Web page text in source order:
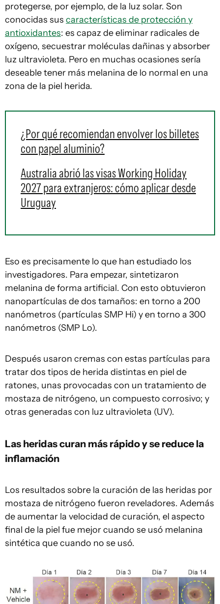
protegerse, por ejemplo, de la luz solar. Son
conocidas sus características de protección y
antioxidantes: es capaz de eliminar radicales de
oxígeno, secuestrar moléculas dañinas y absorber
luz ultravioleta. Pero en muchas ocasiones sería
deseable tener más melanina de lo normal en una
zona de la piel herida.
¿Por qué recomiendan envolver los billetes
con papel aluminio?
Australia abrió las visas Working Holiday
2027 para extranjeros: cómo aplicar desde
Uruguay
Eso es precisamente lo que han estudiado los
investigadores. Para empezar, sintetizaron
melanina de forma artificial. Con esto obtuvieron
nanopartículas de dos tamaños: en torno a 200
nanómetros (partículas SMP Hi) y en torno a 300
nanómetros (SMP Lo).
Después usaron cremas con estas partículas para
tratar dos tipos de herida distintas en piel de
ratones, unas provocadas con un tratamiento de
mostaza de nitrógeno, un compuesto corrosivo; y
otras generadas con luz ultravioleta (UV).
Las heridas curan más rápido y se reduce la
inflamación
Los resultados sobre la curación de las heridas por
mostaza de nitrógeno fueron reveladores. Además
de aumentar la velocidad de curación, el aspecto
final de la piel fue mejor cuando se usó melanina
sintética que cuando no se usó.